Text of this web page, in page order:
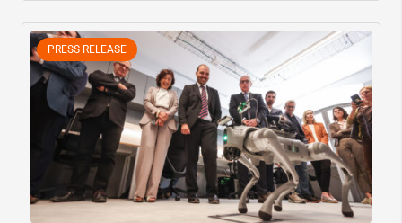
PRESS RELEASE